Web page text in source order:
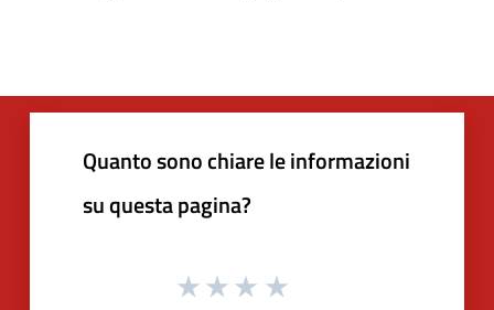
Quanto sono chiare le informazioni
su questa pagina?